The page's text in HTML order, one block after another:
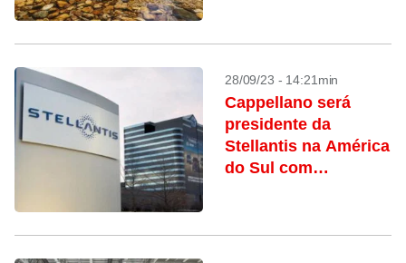
28/09/23 - 14:21min
Cappellano será
presidente da
Stellantis na América
do Sul com